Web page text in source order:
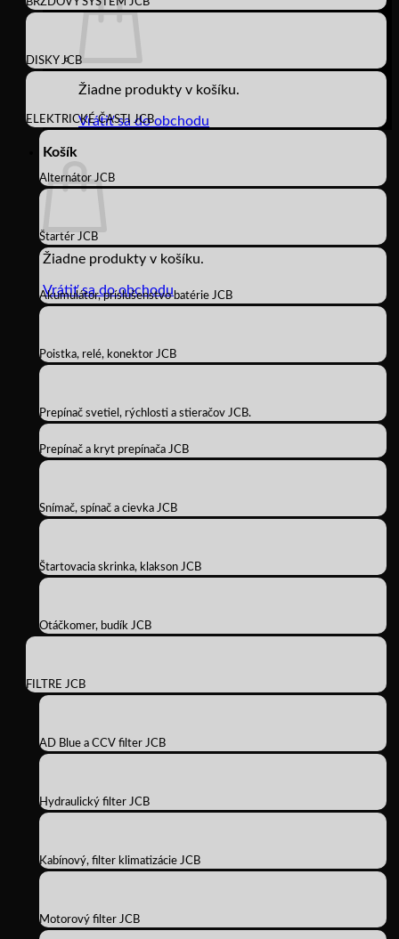
Žiadne produkty v košíku.
Vrátiť sa do obchodu
Košík
Žiadne produkty v košíku.
Vrátiť sa do obchodu
DISKY JCB
ELEKTRICKÉ ČASTI JCB
Alternátor JCB
Štartér JCB
Akumulátor, príslušenstvo batérie JCB
Poistka, relé, konektor JCB
Prepínač svetiel, rýchlosti a stieračov JCB.
Prepínač a kryt prepínača JCB
Snímač, spínač a cievka JCB
Štartovacia skrinka, klakson JCB
Otáčkomer, budík JCB
FILTRE JCB
AD Blue a CCV filter JCB
Hydraulický filter JCB
Kabínový, filter klimatizácie JCB
Motorový filter JCB